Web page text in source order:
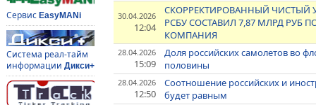
Сервис EasyMANi
Система реал-тайм
информации Дикси+
30.04.2026
12:04
СКОРРЕКТИРОВАННЫЙ ЧИСТЫЙ
РСБУ СОСТАВИЛ 7,87 МЛРД РУБ
КОМПАНИЯ
28.04.2026
15:09
Доля российских самолетов во
половины
28.04.2026
12:50
Соотношение российских и
будет равным